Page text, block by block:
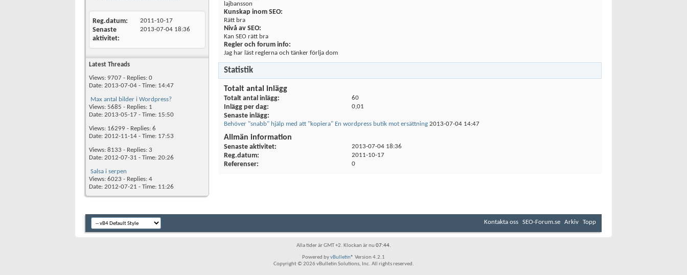
Reg.datum 2011-10-17
Senaste
aktivitet
2013-07-04 18:36
Latest Threads
Views: 9707 - Replies: 0
Date: 2013-07-04 - Time: 14:47
Max antal bilder i Wordpress?
Views: 5685 - Replies: 1
Date: 2013-05-17 - Time: 15:50
Views: 16299 - Replies: 6
Date: 2012-11-14 - Time: 17:53
Views: 8133 - Replies: 3
Date: 2012-07-31 - Time: 20:26
Salsa i serpen
Views: 6023 - Replies: 4
Date: 2012-07-21 - Time: 11:26
lajbansson
Kunskap inom SEO:
Rätt bra
Nivå av SEO:
Kan SEO rätt bra
Regler och forum info:
Jag har läst reglerna och tänker förlja dom
Statistik
Totalt antal inlägg
Totalt antal inlägg 60
Inlägg per dag 0,01
Senaste inlägg
Behöver "snabb" hjälp med att "kopiera" En wordpress butik mot ersättning 2013-07-04 14:47
Allmän information
Senaste aktivitet 2013-07-04 18:36
Reg.datum 2011-10-17
Referenser 0
Kontakta oss SEO-Forum.se Arkiv Topp
Alla tider är GMT +2. Klockan är nu 07:44.
Powered byvBulletin® Version 4.2.1
Copyright © 2026 vBulletin Solutions, Inc. All rights reserved.